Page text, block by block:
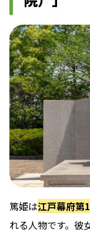
篤姫は江戸幕府第
れる人物です。彼